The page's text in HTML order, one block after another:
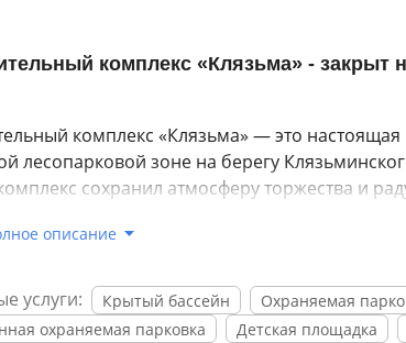
комплекс «Клязьма» - закрыт
комплекс «Клязьма» — это
лесопарковой зоне на берегу
сохранил атмосферу торжества и
позволяя вам полностью расслабиться и
описание
услуги: Крытый бассейн
Охраняемая
охраняемая парковка
Детская площадка